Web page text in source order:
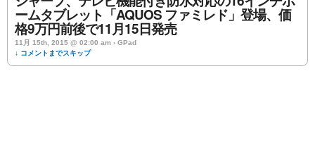
ームタブレット「AQUOS ファミレド」登場、価
格9万円前後で11月15日発売
11月 15th, 2015 @ 02:00 am › GPad
↓ コメントまでスキップ